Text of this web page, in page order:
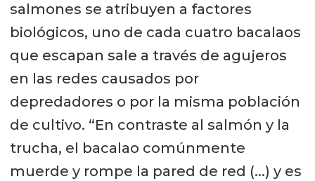
salmones se atribuyen a factores
biológicos, uno de cada cuatro bacalaos
que escapan sale a través de agujeros
en las redes causados por
depredadores o por la misma población
de cultivo. “En contraste al salmón y la
trucha, el bacalao comúnmente
muerde y rompe la pared de red (...) y es